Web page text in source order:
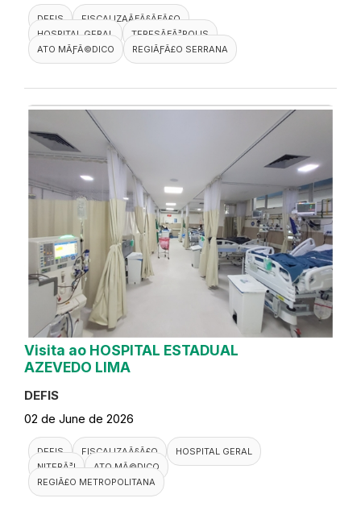
DEFIS
FISCALIZAÃƑÂ§ÃƑÂ£O
HOSPITAL GERAL
TERESÃƑÂ³POLIS
ATO MÃƑÂ©DICO
REGIÃƑÂ£O SERRANA
Visita ao HOSPITAL ESTADUAL
AZEVEDO LIMA
DEFIS
02 de June de 2026
DEFIS FISCALIZAÃ§Ã£O
HOSPITAL GERAL
NITERÃ³I
ATO MÃ©DICO
REGIÃ£O METROPOLITANA